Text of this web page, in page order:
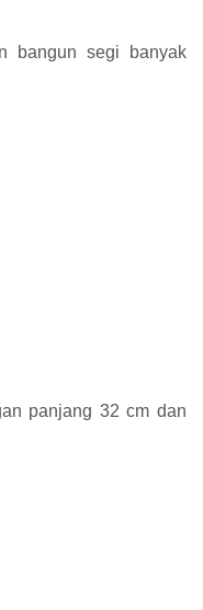
bangun segi banyak
panjang 32 cm dan